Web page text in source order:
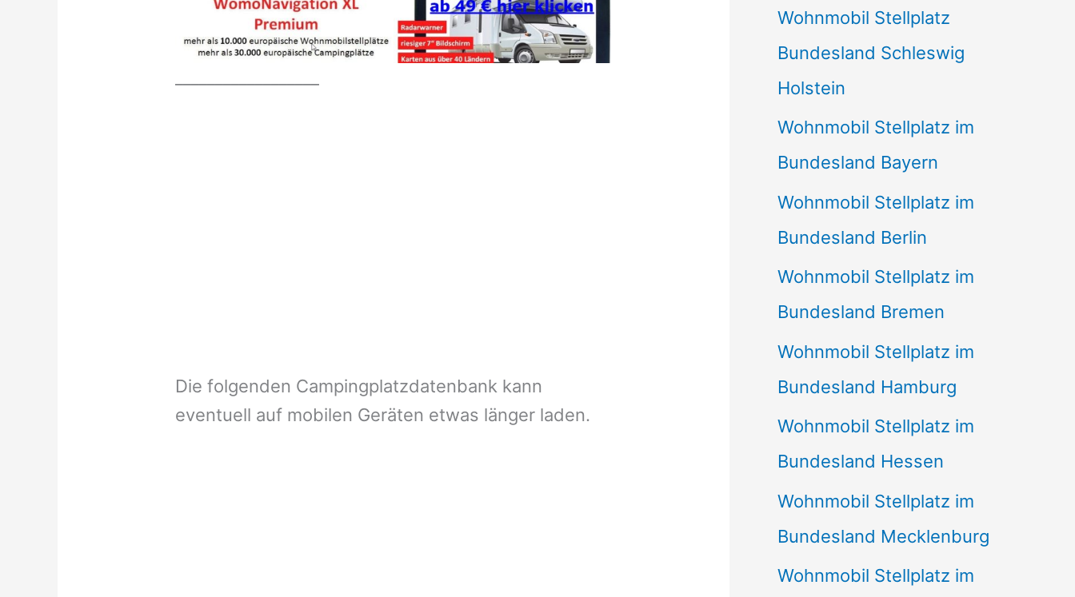
Die folgenden Campingplatzdatenbank kann
eventuell auf mobilen Geräten etwas länger laden.
h
:
Wohnmobil Stellplatz
Bundesland Schleswig
Holstein
Wohnmobil Stellplatz im
Bundesland Bayern
Wohnmobil Stellplatz im
Bundesland Berlin
Wohnmobil Stellplatz im
Bundesland Bremen
Wohnmobil Stellplatz im
Bundesland Hamburg
Wohnmobil Stellplatz im
Bundesland Hessen
Wohnmobil Stellplatz im
Bundesland Mecklenburg
Wohnmobil Stellplatz im